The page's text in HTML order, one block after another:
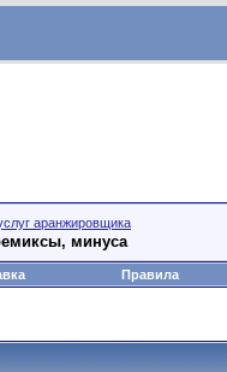
аранжировщика
минуса
Правила